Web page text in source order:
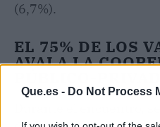
Que.es - Do Not Process
(6,7%).
EL 75% DE LOS
AVALA LA